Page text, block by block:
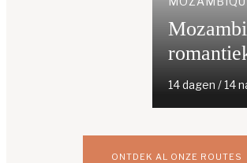
sublieme
14 dagen / 14
ONTDEK AL ONZE ROUTES